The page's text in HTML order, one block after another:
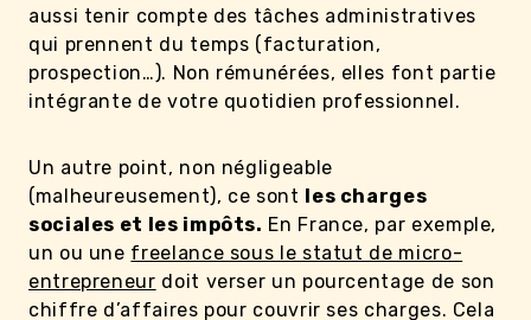
aussi tenir compte des tâches administratives
qui prennent du temps (facturation,
prospection…). Non rémunérées, elles font partie
intégrante de votre quotidien professionnel.
Un autre point, non négligeable
(malheureusement), ce sont les charges
sociales et les impôts. En France, par exemple,
un ou une freelance sous le statut de micro-
entrepreneur doit verser un pourcentage de son
chiffre d’affaires pour couvrir ses charges. Cela